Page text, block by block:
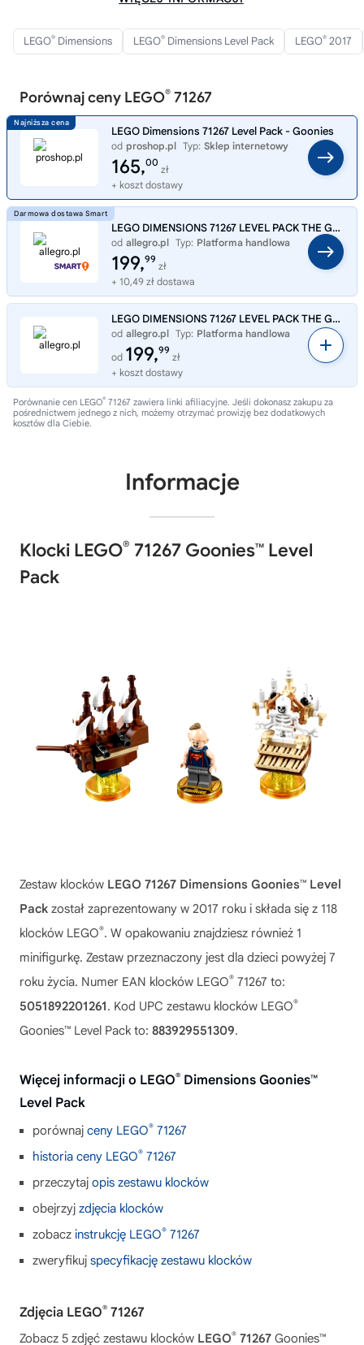
LEGO® Dimensions LEGO® Dimensions Level Pack LEGO® 2017
Porównaj ceny LEGO® 71267
LEGO Dimensions 71267 Level Pack - Goonies
od proshop.pl Typ: Sklep internetowy
165,00
zł
+ koszt dostawy
LEGO DIMENSIONS 71267 LEVEL PACK THE GOONIES SLOTH PIRATE SHIP SKELETON
od allegro.pl Typ: Platforma handlowa
199,99
zł
+ 10,49 zł dostawa
LEGO DIMENSIONS 71267 LEVEL PACK THE GOONIES SLOTH PIRATE SHIP SKELETON
od allegro.pl Typ: Platforma handlowa
od 199,99
zł
+ koszt dostawy
Porównanie cen LEGO® 71267 zawiera linki afiliacyjne. Jeśli dokonasz zakupu za
pośrednictwem jednego z nich, możemy otrzymać prowizję bez dodatkowych
kosztów dla Ciebie.
Informacje
Klocki LEGO® 71267 Goonies™ Level
Pack
Zestaw klocków LEGO 71267 Dimensions Goonies™ Level
Pack został zaprezentowany w 2017 roku i składa się z 118
klocków LEGO®. W opakowaniu znajdziesz również 1
minifigurkę. Zestaw przeznaczony jest dla dzieci powyżej 7
roku życia. Numer EAN klocków LEGO® 71267 to:
5051892201261. Kod UPC zestawu klocków LEGO®
Goonies™ Level Pack to: 883929551309.
Więcej informacji o LEGO® Dimensions Goonies™
Level Pack
porównaj ceny LEGO® 71267
historia ceny LEGO® 71267
przeczytaj opis zestawu klocków
obejrzyj zdjęcia klocków
zobacz instrukcję LEGO® 71267
zweryfikuj specyfikację zestawu klocków
Zdjęcia LEGO® 71267
Zobacz 5 zdjęć zestawu klocków LEGO® 71267 Goonies™